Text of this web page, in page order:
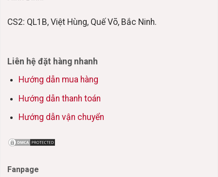
CS2: QL1B, Việt Hùng, Quế Võ, Bắc Ninh.
Liên hệ đặt hàng nhanh
Hướng dẫn mua hàng
Hướng dẫn thanh toán
Hướng dẫn vận chuyển
Fanpage